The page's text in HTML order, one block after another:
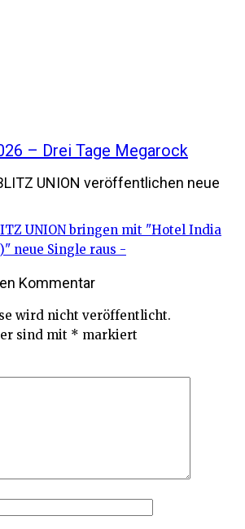
– Drei Tage Megarock
UNION veröffentlichen neue
UNION bringen mit "Hotel India
neue Single raus -
Kommentar
wird nicht veröffentlicht.
sind mit * markiert